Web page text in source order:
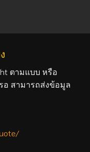
ตามแบบ หรือ
อ สามารถส่งข้อมูล